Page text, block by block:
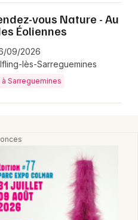
vous Nature - Au
Éoliennes
09/2026
lès-Sarreguemines
Sarreguemines